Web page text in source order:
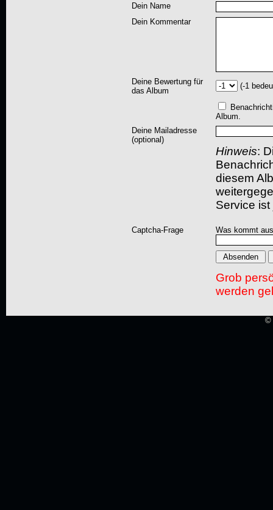
Dein Name
Dein Kommentar
Deine Bewertung für
das Album
(-1
Album.
Deine Mailadresse
(optional)
Hinweis:
diesem
Service
Captcha-Frage Was kommt
Grob
werden
©